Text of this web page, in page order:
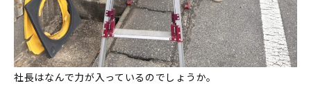
社長はなんで力が入っているのでしょうか。